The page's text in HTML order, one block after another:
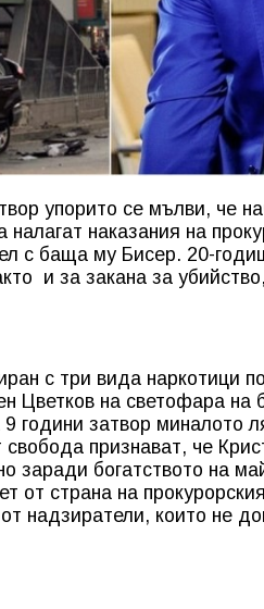
упорито се мълви, че
наказания на
с баща му Бисер. 20-
и за закана за
с три вида наркотици
Цветков на светофара на
години затвор миналото
признават, че
заради богатството на
от страна на
надзиратели, които не